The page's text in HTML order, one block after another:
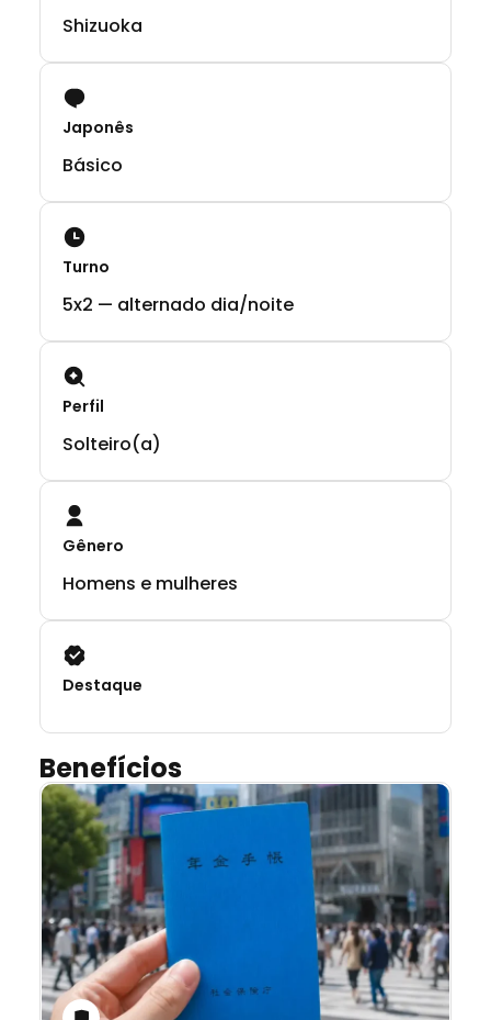
Shizuoka
Japonês
Básico
Turno
5x2 — alternado dia/noite
Perfil
Solteiro(a)
Gênero
Homens e mulheres
Destaque
Benefícios